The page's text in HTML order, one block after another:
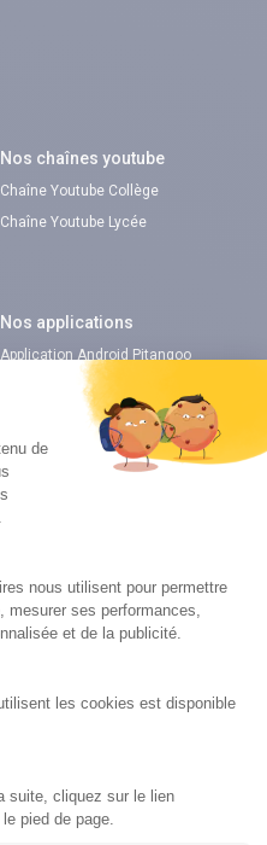
Nos chaînes youtube
Chaîne Youtube Collège
Chaîne Youtube Lycée
Nos applications
Application Android Pitangoo
Application iOS Pitangoo
Code moto
Réserver une session